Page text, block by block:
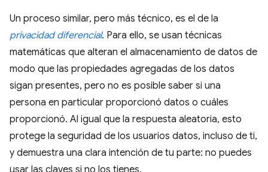
Un proceso similar, pero más técnico, es el de la
privacidad diferencial. Para ello, se usan técnicas
matemáticas que alteran el almacenamiento de datos de
modo que las propiedades agregadas de los datos
sigan presentes, pero no es posible saber si una
persona en particular proporcionó datos o cuáles
proporcionó. Al igual que la respuesta aleatoria, esto
protege la seguridad de los usuarios datos, incluso de ti,
y demuestra una clara intención de tu parte: no puedes
usar las claves si no los tienes.